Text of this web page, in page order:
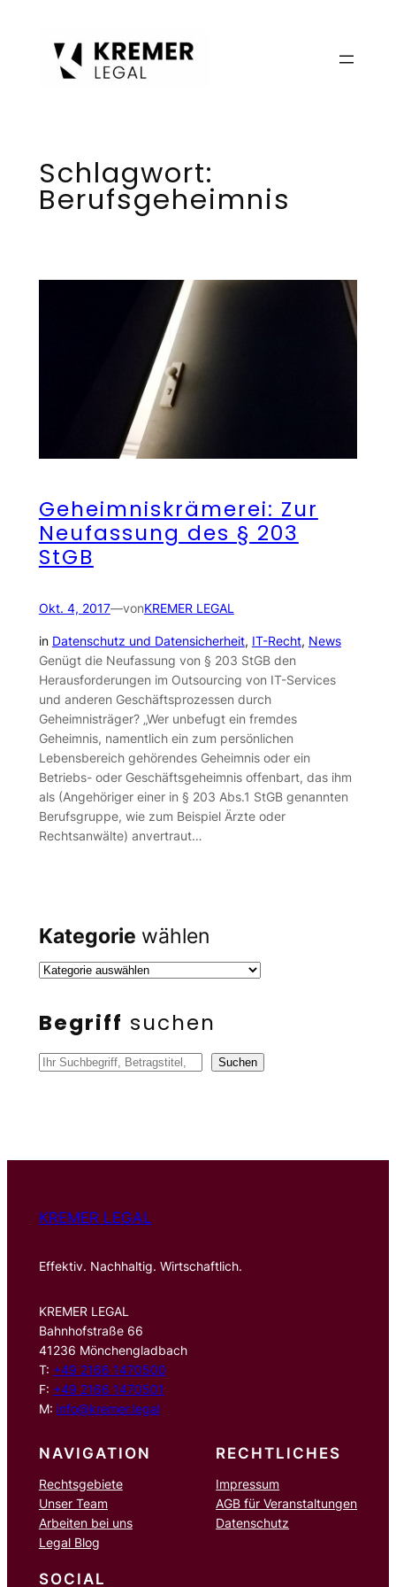
Schlagwort:
Berufsgeheimnis
Geheimniskrämerei: Zur
Neufassung des § 203
StGB
Okt. 4, 2017—vonKREMER LEGAL
in Datenschutz und Datensicherheit, IT-Recht, News
Genügt die Neufassung von § 203 StGB den
Herausforderungen im Outsourcing von IT-Services
und anderen Geschäftsprozessen durch
Geheimnisträger? „Wer unbefugt ein fremdes
Geheimnis, namentlich ein zum persönlichen
Lebensbereich gehörendes Geheimnis oder ein
Betriebs- oder Geschäftsgeheimnis offenbart, das ihm
als (Angehöriger einer in § 203 Abs.1 StGB genannten
Berufsgruppe, wie zum Beispiel Ärzte oder
Rechtsanwälte) anvertraut…
Kategorie wählen
Begriff suchen
S
n
Suchen
KREMER LEGAL
Effektiv. Nachhaltig. Wirtschaftlich.
KREMER LEGAL
Bahnhofstraße 66
41236 Mönchengladbach
T: +49 2166 1470500
F: +49 2166 1470501
M: info@kremer.legal
NAVIGATION
Rechtsgebiete
Unser Team
Arbeiten bei uns
Legal Blog
RECHTLICHES
Impressum
AGB für Veranstaltungen
Datenschutz
SOCIAL